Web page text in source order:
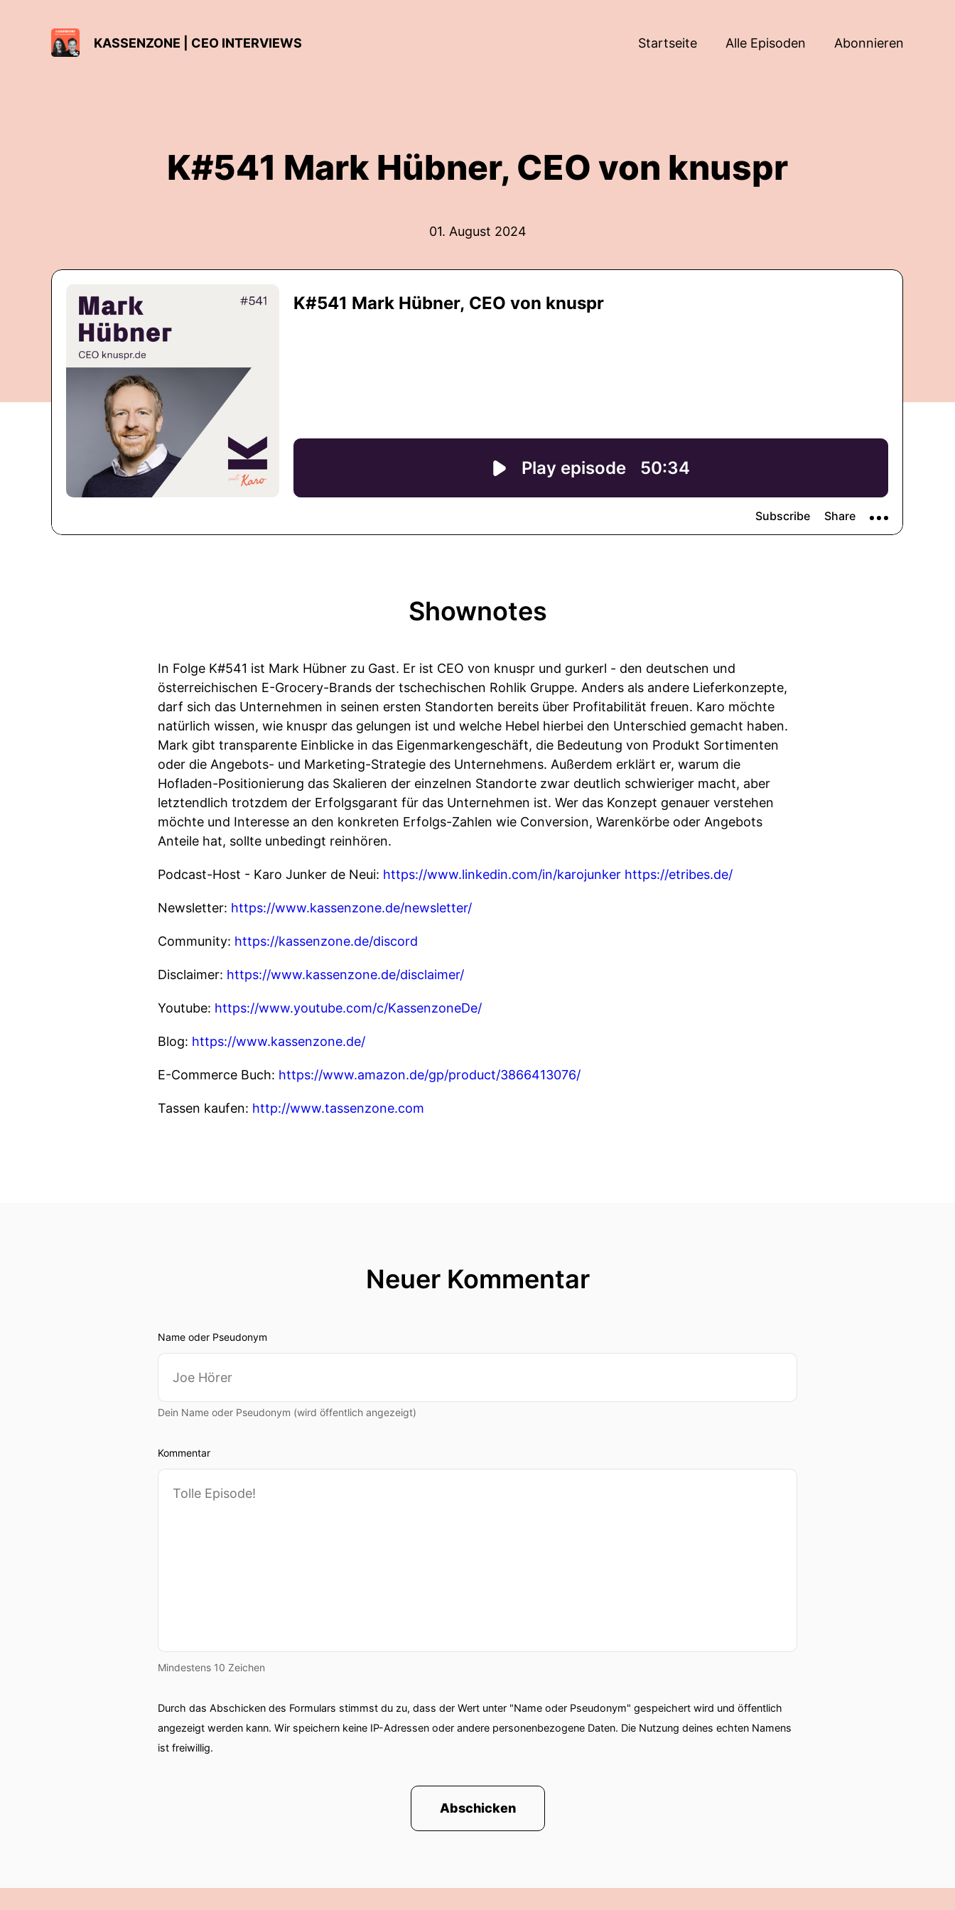
KASSENZONE | CEO INTERVIEWS Startseite Alle Episoden Abonnieren
K#541 Mark Hübner, CEO von knuspr
01. August 2024
Shownotes
In Folge K#541 ist Mark Hübner zu Gast. Er ist CEO von knuspr und gurkerl - den deutschen und
österreichischen E-Grocery-Brands der tschechischen Rohlik Gruppe. Anders als andere Lieferkonzepte,
darf sich das Unternehmen in seinen ersten Standorten bereits über Profitabilität freuen. Karo möchte
natürlich wissen, wie knuspr das gelungen ist und welche Hebel hierbei den Unterschied gemacht haben.
Mark gibt transparente Einblicke in das Eigenmarkengeschäft, die Bedeutung von Produkt Sortimenten
oder die Angebots- und Marketing-Strategie des Unternehmens. Außerdem erklärt er, warum die
Hofladen-Positionierung das Skalieren der einzelnen Standorte zwar deutlich schwieriger macht, aber
letztendlich trotzdem der Erfolgsgarant für das Unternehmen ist. Wer das Konzept genauer verstehen
möchte und Interesse an den konkreten Erfolgs-Zahlen wie Conversion, Warenkörbe oder Angebots
Anteile hat, sollte unbedingt reinhören.
Podcast-Host - Karo Junker de Neui: https://www.linkedin.com/in/karojunker https://etribes.de/
Newsletter: https://www.kassenzone.de/newsletter/
Community: https://kassenzone.de/discord
Disclaimer: https://www.kassenzone.de/disclaimer/
Youtube: https://www.youtube.com/c/KassenzoneDe/
Blog: https://www.kassenzone.de/
E-Commerce Buch: https://www.amazon.de/gp/product/3866413076/
Tassen kaufen: http://www.tassenzone.com
Neuer Kommentar
Name oder Pseudonym
Dein Name oder Pseudonym (wird öffentlich angezeigt)
Kommentar
Mindestens 10 Zeichen
Durch das Abschicken des Formulars stimmst du zu, dass der Wert unter "Name oder Pseudonym" gespeichert wird und öffentlich
angezeigt werden kann. Wir speichern keine IP-Adressen oder andere personenbezogene Daten. Die Nutzung deines echten Namens
ist freiwillig.
Abschicken